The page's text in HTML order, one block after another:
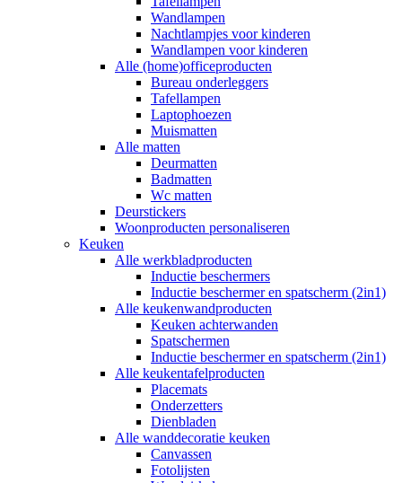
Wandlampen
Nachtlampjes voor kinderen
Wandlampen voor kinderen
Alle (home)officeproducten
Bureau onderleggers
Tafellampen
Laptophoezen
Muismatten
Alle matten
Deurmatten
Badmatten
Wc matten
Deurstickers
Woonproducten personaliseren
Keuken
Alle werkbladproducten
Inductie beschermers
Inductie beschermer en spatscherm (2in1)
Alle keukenwandproducten
Keuken achterwanden
Spatschermen
Inductie beschermer en spatscherm (2in1)
Alle keukentafelproducten
Placemats
Onderzetters
Dienbladen
Alle wanddecoratie keuken
Canvassen
Fotolijsten